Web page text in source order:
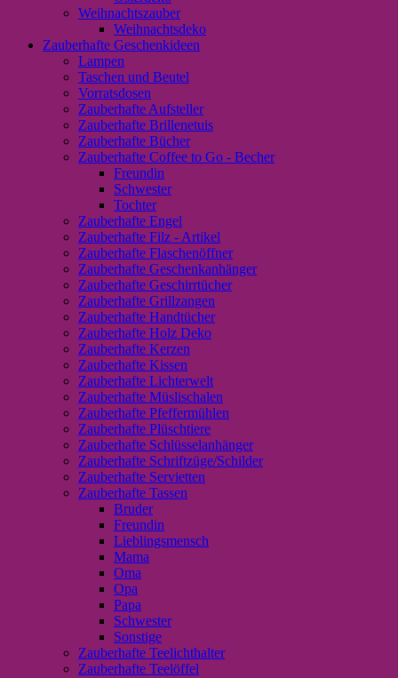
Weihnachtszauber
Weihnachtsdeko
Zauberhafte Geschenkideen
Lampen
Taschen und Beutel
Vorratsdosen
Zauberhafte Aufsteller
Zauberhafte Brillenetuis
Zauberhafte Bücher
Zauberhafte Coffee to Go - Becher
Freundin
Schwester
Tochter
Zauberhafte Engel
Zauberhafte Filz - Artikel
Zauberhafte Flaschenöffner
Zauberhafte Geschenkanhänger
Zauberhafte Geschirrtücher
Zauberhafte Grillzangen
Zauberhafte Handtücher
Zauberhafte Holz Deko
Zauberhafte Kerzen
Zauberhafte Kissen
Zauberhafte Lichterwelt
Zauberhafte Müslischalen
Zauberhafte Pfeffermühlen
Zauberhafte Plüschtiere
Zauberhafte Schlüsselanhänger
Zauberhafte Schriftzüge/Schilder
Zauberhafte Servietten
Zauberhafte Tassen
Bruder
Freundin
Lieblingsmensch
Mama
Oma
Opa
Papa
Schwester
Sonstige
Zauberhafte Teelichthalter
Zauberhafte Teelöffel